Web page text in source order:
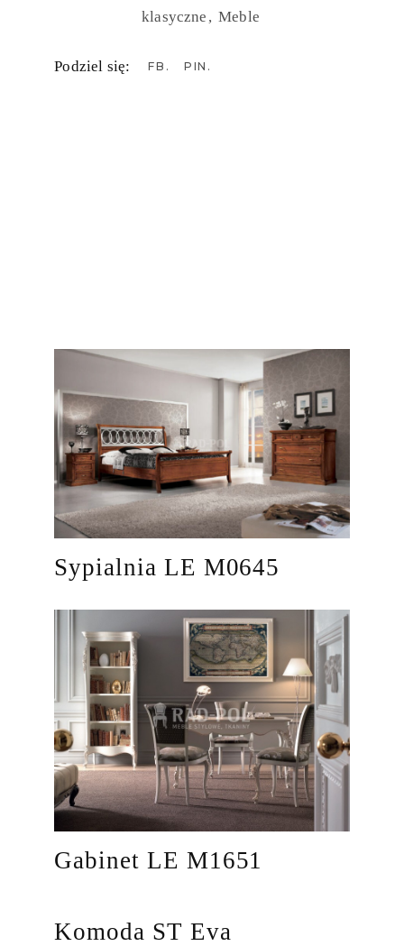
klasyczne Meble
Podziel się: FB PIN
Sypialnia LE M0645
Gabinet LE M1651
Komoda ST Eva